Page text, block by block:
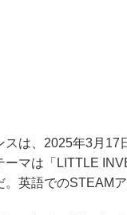
は、2025年3月17
マは「LITTLE
英語でのSTEAM